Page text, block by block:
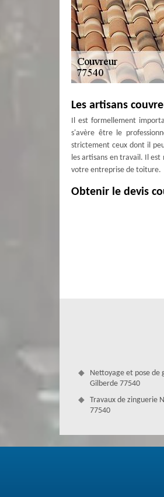
Les artisans
Il est formellement
s'avère être le
strictement ceux dont il
les artisans en travail. Il
votre entreprise de toiture.
Obtenir le devis
brusquement le toit. La
parties affectées. Nous
Nettoyage et pose de
Gilberde 77540
Travaux de zinguerie
77540